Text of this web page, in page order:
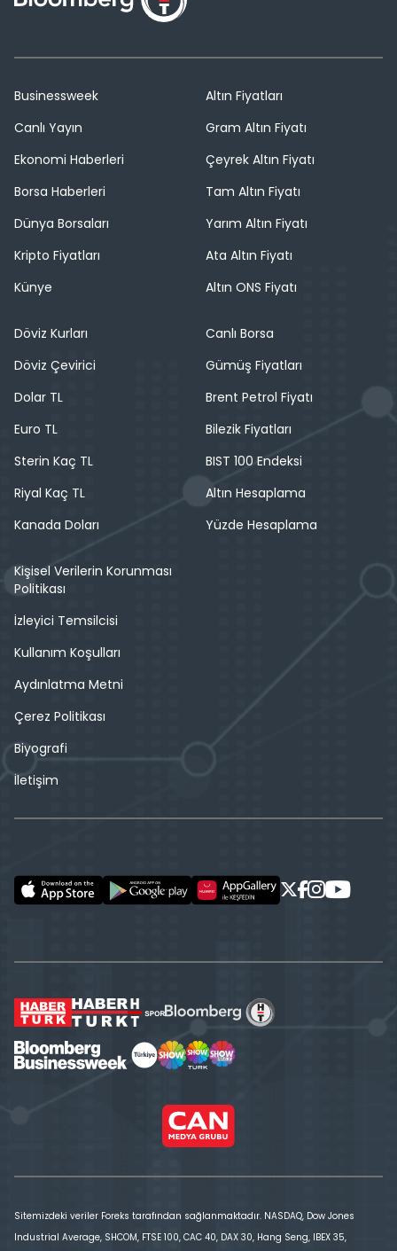
Businessweek
Canlı Yayın
Ekonomi Haberleri
Borsa Haberleri
Dünya Borsaları
Kripto Fiyatları
Künye
Altın Fiyatları
Gram Altın Fiyatı
Çeyrek Altın Fiyatı
Tam Altın Fiyatı
Yarım Altın Fiyatı
Ata Altın Fiyatı
Altın ONS Fiyatı
Döviz Kurları
Döviz Çevirici
Dolar TL
Euro TL
Sterin Kaç TL
Riyal Kaç TL
Kanada Doları
Canlı Borsa
Gümüş Fiyatları
Brent Petrol Fiyatı
Bilezik Fiyatları
BIST 100 Endeksi
Altın Hesaplama
Yüzde Hesaplama
Kişisel Verilerin Korunması
Politikası
İzleyici Temsilcisi
Kullanım Koşulları
Aydınlatma Metni
Çerez Politikası
Biyografi
İletişim
Sitemizdeki veriler Foreks tarafından sağlanmaktadır. NASDAQ, Dow Jones
Industrial Average, SHCOM, FTSE 100, CAC 40, DAX 30, Hang Seng, IBEX 35,